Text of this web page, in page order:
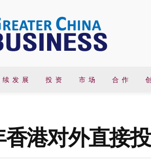
续 发 展 投 资 市 场 合 作
香港对外直接